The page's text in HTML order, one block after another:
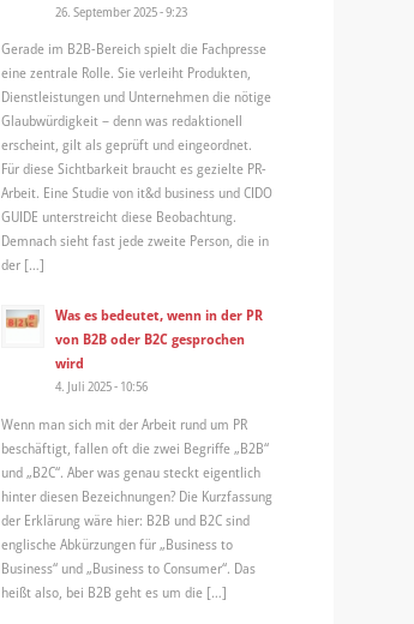
26. September 2025 - 9:23
Gerade im B2B-Bereich spielt die Fachpresse
eine zentrale Rolle. Sie verleiht Produkten,
Dienstleistungen und Unternehmen die nötige
Glaubwürdigkeit – denn was redaktionell
erscheint, gilt als geprüft und eingeordnet.
Für diese Sichtbarkeit braucht es gezielte PR-
Arbeit. Eine Studie von it&d business und CIDO
GUIDE unterstreicht diese Beobachtung.
Demnach sieht fast jede zweite Person, die in
der […]
Was es bedeutet, wenn in der PR
von B2B oder B2C gesprochen
wird
4. Juli 2025 - 10:56
Wenn man sich mit der Arbeit rund um PR
beschäftigt, fallen oft die zwei Begriffe „B2B“
und „B2C“. Aber was genau steckt eigentlich
hinter diesen Bezeichnungen? Die Kurzfassung
der Erklärung wäre hier: B2B und B2C sind
englische Abkürzungen für „Business to
Business“ und „Business to Consumer“. Das
heißt also, bei B2B geht es um die […]